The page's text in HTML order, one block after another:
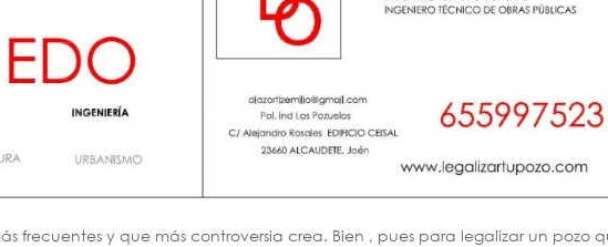
frecuentes y que más controversia crea. Bien , pues para legalizar un pozo